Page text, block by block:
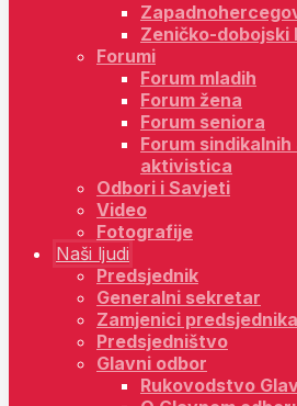
Zeničko-dobojski
Forumi
Forum mladih
Forum žena
Forum seniora
Forum
aktivistica
Odbori i Savjeti
Video
Fotografije
Naši ljudi
Predsjednik
Generalni sekretar
Zamjenici predsjednika
Predsjedništvo
Glavni odbor
Rukovodstvo